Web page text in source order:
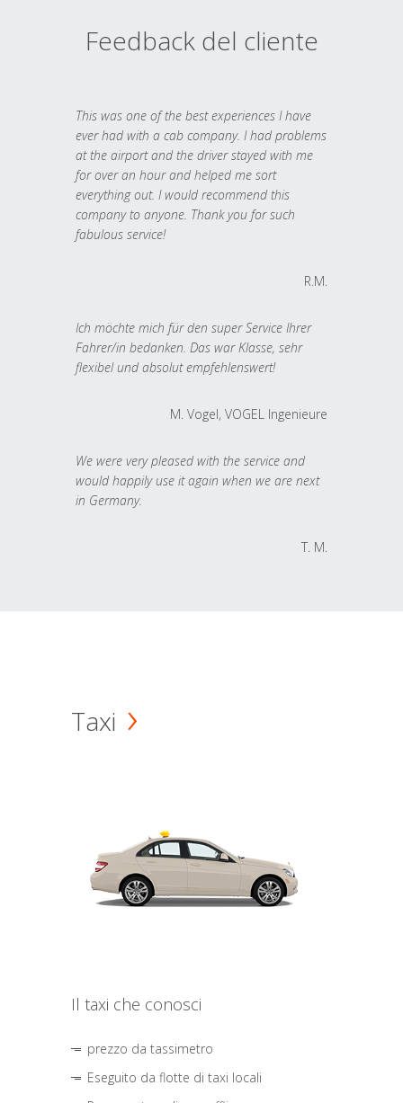
Feedback del cliente
This was one of the best experiences I have
ever had with a cab company. I had problems
at the airport and the driver stayed with me
for over an hour and helped me sort
everything out. I would recommend this
company to anyone. Thank you for such
fabulous service!
R.M.
Ich möchte mich für den super Service Ihrer
Fahrer/in bedanken. Das war Klasse, sehr
flexibel und absolut empfehlenswert!
M. Vogel, VOGEL Ingenieure
We were very pleased with the service and
would happily use it again when we are next
in Germany.
T. M.
Taxi
Il taxi che conosci
prezzo da tassimetro
Eseguito da flotte di taxi locali